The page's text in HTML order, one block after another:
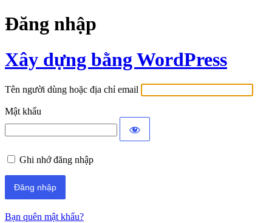
Đăng nhập
Xây dựng bằng WordPress
Tên người dùng hoặc địa chỉ email
Mật khẩu
Ghi nhớ đăng nhập
Bạn quên mật khẩu?